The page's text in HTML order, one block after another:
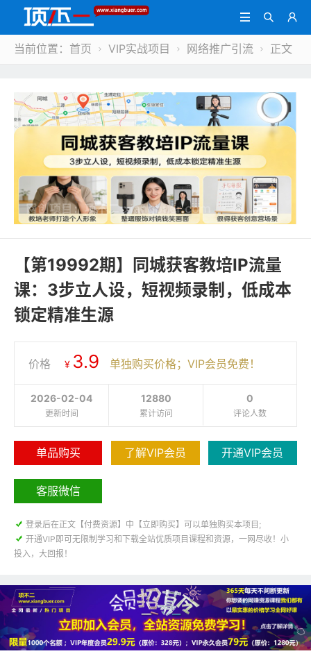



当前位置： 首页  VIP实战项目  网络推广引流  正文
【第19992期】同城获客教培IP流量
课：3步立人设，短视频录制，低成本
锁定精准生源
价格 ¥ 3.9 单独购买价格；VIP会员免费！
0
评论人数
12880
累计访问
2026-02-04
更新时间
单品购买 了解VIP会员 开通VIP会员
客服微信
 登录后在正文【付费资源】中【立即购买】可以单独购买本项目;
 开通VIP即可无限制学习和下载全站优质项目课程和资源，一网尽收！小
投入，大回报！